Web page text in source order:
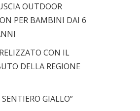
OUTDOOR
PER BAMBINI DAI 6
CON IL
DELLA REGIONE
SENTIERO GIALLO”